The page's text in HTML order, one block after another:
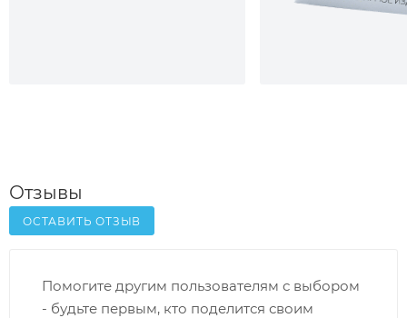
Отзывы
ОСТАВИТЬ ОТЗЫВ
Помогите другим пользователям с выбором
- будьте первым, кто поделится своим